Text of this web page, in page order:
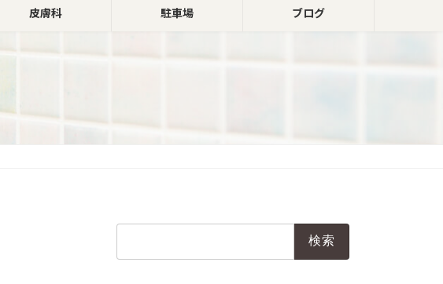
皮膚科 駐車場 ブログ